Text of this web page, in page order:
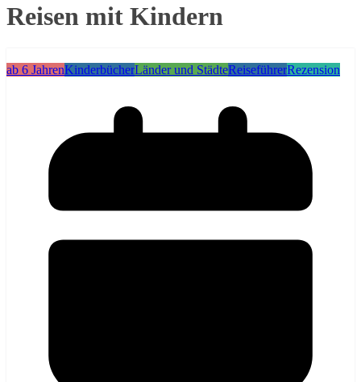
Reisen mit Kindern
ab 6 JahrenKinderbücherLänder und StädteReiseführerRezension